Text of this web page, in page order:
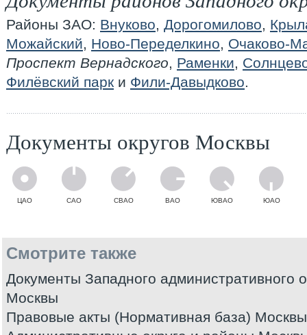
Районы ЗАО: Внуково, Дорогомилово,
Можайский, Ново-Переделкино, Очаково-
Проспект Вернадского, Раменки,
Филёвский парк и Фили-Давыдково.
Документы округов Москвы
ЦАО САО СВАО ВАО ЮВАО ЮАО
Смотрите также
Документы Западного административного
Москвы
Правовые акты (Нормативная база) Москвы